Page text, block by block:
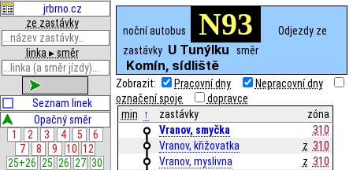
jrbrno.cz
ze zastávky
linka ▸ směr
Seznam linek
Opačný směr
1
2 3 4 5
6
7
8 9 10 12
25+26 25 26 27 30
noční autobus N93
Odjezdy ze
zastávky U Tunýlku směr
Komín, sídliště
Zobrazit: Pracovní dny
Nepracovní dny
označení spoje
dopravce
min
↑ zastávky
zóna
Vranov, smyčka
310
Vranov, křižovatka
z 310
Vranov, myslivna
z 310